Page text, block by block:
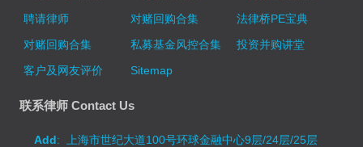
聘请律师
对赌回购合集
法律桥PE宝典
对赌回购合集
私募基金风控合集
投资并购讲堂
客户及网友评价
Sitemap
联系律师 Contact Us
Add: 上海市世纪大道100号环球金融中心9层/24层/25层